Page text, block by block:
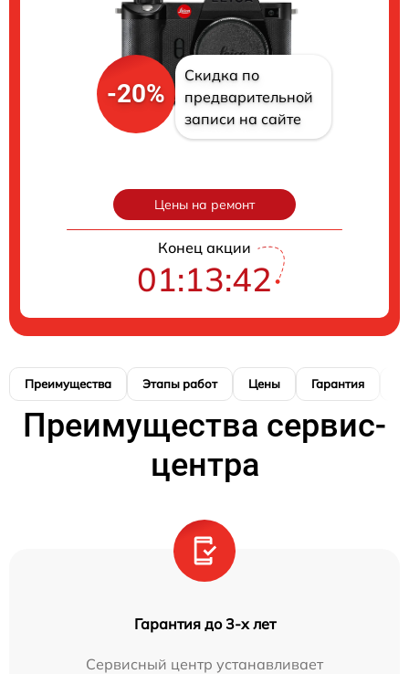
-20%
Скидка по
предварительной
записи на сайте
Цены на ремонт
Конец акции
01:13:41
Преимущества Этапы работ Цены Гарантия
Преимущества сервис-
центра
Гарантия до 3-х лет
Сервисный центр устанавливает